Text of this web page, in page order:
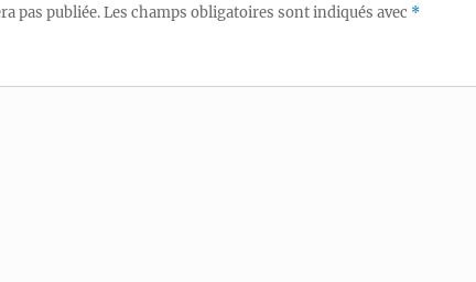
pas publiée.Les champs obligatoires sont indiqués avec *